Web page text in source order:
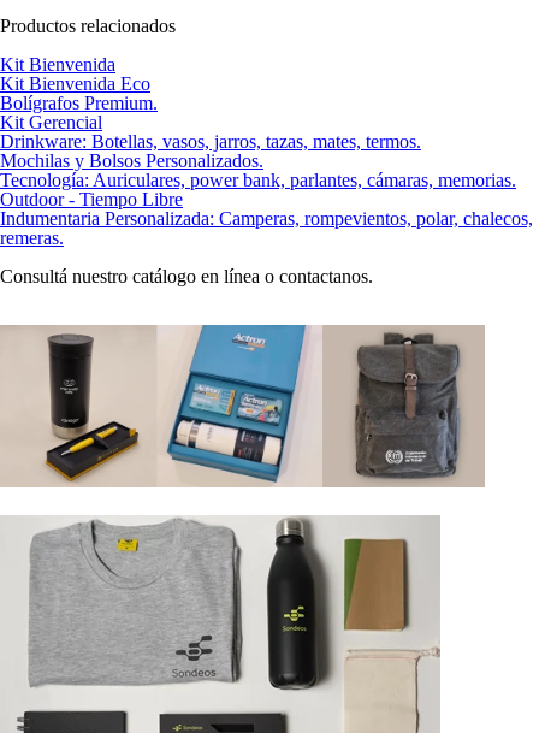
Productos relacionados
Kit Bienvenida
Kit Bienvenida Eco
Bolígrafos Premium.
Kit Gerencial
Drinkware: Botellas, vasos, jarros, tazas, mates, termos.
Mochilas y Bolsos Personalizados.
Tecnología: Auriculares, power bank, parlantes, cámaras, memorias.
Outdoor - Tiempo Libre
Indumentaria Personalizada: Camperas, rompevientos, polar, chalecos,
remeras.
Consultá nuestro catálogo en línea o contactanos.